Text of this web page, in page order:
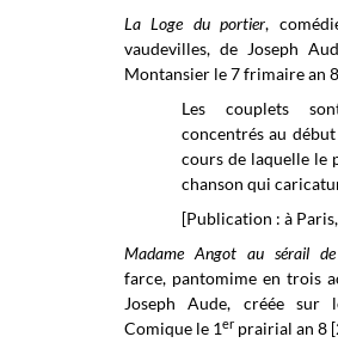
La Loge du portier,
vaudevilles, de Joseph
Montansier le 7 frimaire an
Les couplets
concentrés au
cours de laquelle le
chanson qui
[Publication : à
Madame Angot au sérail de
farce, pantomime en trois
Joseph Aude, créée sur
Comique le 1er prairial an 8